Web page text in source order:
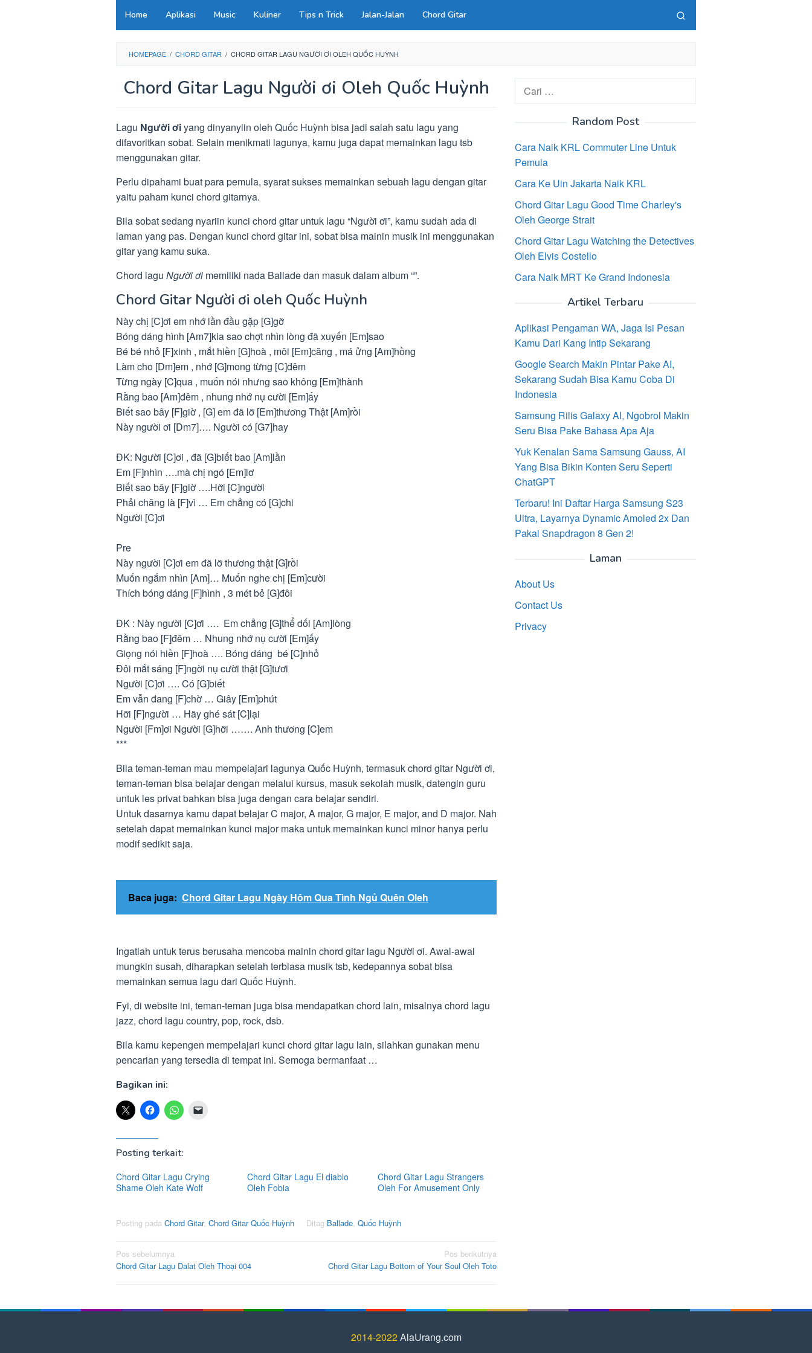
Home Aplikasi Music Kuliner Tips n Trick Jalan-Jalan Chord Gitar
HOMEPAGE / CHORD GITAR / CHORD GITAR LAGU NGƯỜI ƠI OLEH QUỐC HUỲNH
Chord Gitar Lagu Người ơi Oleh Quốc Huỳnh
Lagu Người ơiyang dinyanyiin oleh Quốc Huỳnh bisa jadi salah satu lagu yang
difavoritkan sobat. Selain menikmati lagunya, kamu juga dapat memainkan lagu tsb
menggunakan gitar.
Perlu dipahami buat para pemula, syarat sukses memainkan sebuah lagu dengan gitar
yaitu paham kunci chord gitarnya.
Bila sobat sedang nyariin kunci chord gitar untuk lagu “Người ơi”, kamu sudah ada di
laman yang pas. Dengan kunci chord gitar ini, sobat bisa mainin musik ini menggunakan
gitar yang kamu suka.
Chord lagu Người ơi memiliki nada Ballade dan masuk dalam album “”.
Chord Gitar Người ơi oleh Quốc Huỳnh
Này chị [C]ơi em nhớ lần đầu gặp [G]gỡ
Bóng dáng hình [Am7]kia sao chợt nhìn lòng đã xuyến [Em]sao
Bé bé nhỏ [F]xinh , mắt hiền [G]hoà , môi [Em]căng , má ửng [Am]hồng
Làm cho [Dm]em , nhớ [G]mong từng [C]đêm
Từng ngày [C]qua , muốn nói nhưng sao không [Em]thành
Rằng bao [Am]đêm , nhung nhớ nụ cười [Em]ấy
Biết sao bây [F]giờ , [G] em đã lỡ [Em]thương Thật [Am]rồi
Này người ơi [Dm7]…. Người có [G7]hay
ĐK: Người [C]ơi , đã [G]biết bao [Am]lần
Em [F]nhìn ….mà chị ngó [Em]lơ
Biết sao bây [F]giờ ….Hỡi [C]người
Phải chăng là [F]vì … Em chẳng có [G]chi
Người [C]ơi
Pre
Này người [C]ơi em đã lỡ thương thật [G]rồi
Muốn ngắm nhìn [Am]… Muốn nghe chị [Em]cười
Thích bóng dáng [F]hình , 3 mét bẻ [G]đôi
ĐK : Này người [C]ơi …. Em chẳng [G]thể dối [Am]lòng
Rằng bao [F]đêm … Nhung nhớ nụ cười [Em]ấy
Giọng nói hiền [F]hoà …. Bóng dáng bé [C]nhỏ
Đôi mắt sáng [F]ngời nụ cười thật [G]tươi
Người [C]ơi …. Có [G]biết
Em vẫn đang [F]chờ … Giây [Em]phút
Hỡi [F]người … Hãy ghé sát [C]lại
Người [Fm]ơi Người [G]hỡi ……. Anh thương [C]em
***
Bila teman-teman mau mempelajari lagunya Quốc Huỳnh, termasuk chord gitar Người ơi,
teman-teman bisa belajar dengan melalui kursus, masuk sekolah musik, datengin guru
untuk les privat bahkan bisa juga dengan cara belajar sendiri.
Untuk dasarnya kamu dapat belajar C major, A major, G major, E major, and D major. Nah
setelah dapat memainkan kunci major maka untuk memainkan kunci minor hanya perlu
modif sedikit saja.
Baca juga: Chord Gitar Lagu Ngày Hôm Qua Tình Ngủ Quên Oleh
Ingatlah untuk terus berusaha mencoba mainin chord gitar lagu Người ơi. Awal-awal
mungkin susah, diharapkan setelah terbiasa musik tsb, kedepannya sobat bisa
memainkan semua lagu dari Quốc Huỳnh.
Fyi, di website ini, teman-teman juga bisa mendapatkan chord lain, misalnya chord lagu
jazz, chord lagu country, pop, rock, dsb.
Bila kamu kepengen mempelajari kunci chord gitar lagu lain, silahkan gunakan menu
pencarian yang tersedia di tempat ini. Semoga bermanfaat …
Bagikan ini:
Posting terkait:
Chord Gitar Lagu Crying
Shame Oleh Kate Wolf
Chord Gitar Lagu El diablo
Oleh Fobia
Chord Gitar Lagu Strangers
Oleh For Amusement Only
Posting pada Chord Gitar, Chord Gitar Quốc Huỳnh Ditag Ballade, Quốc Huỳnh
Navigasi
pos
Pos sebelumnya
Chord Gitar Lagu Dalat Oleh Thoại 004
Pos berikutnya
Chord Gitar Lagu Bottom of Your Soul Oleh Toto
Cari
Random Post
Cara Naik KRL Commuter Line Untuk
Pemula
Cara Ke Uin Jakarta Naik KRL
Chord Gitar Lagu Good Time Charley's
Oleh George Strait
Chord Gitar Lagu Watching the Detectives
Oleh Elvis Costello
Cara Naik MRT Ke Grand Indonesia
Artikel Terbaru
Aplikasi Pengaman WA, Jaga Isi Pesan
Kamu Dari Kang Intip Sekarang
Google Search Makin Pintar Pake AI,
Sekarang Sudah Bisa Kamu Coba Di
Indonesia
Samsung Rilis Galaxy AI, Ngobrol Makin
Seru Bisa Pake Bahasa Apa Aja
Yuk Kenalan Sama Samsung Gauss, AI
Yang Bisa Bikin Konten Seru Seperti
ChatGPT
Terbaru! Ini Daftar Harga Samsung S23
Ultra, Layarnya Dynamic Amoled 2x Dan
Pakai Snapdragon 8 Gen 2!
Laman
About Us
Contact Us
Privacy
2014-2022 AlaUrang.com